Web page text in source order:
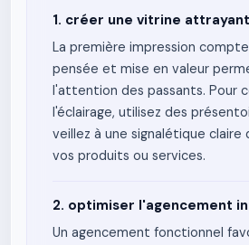
1. créer une vitrine
La première impression
pensée et mise en valeur
l'attention des passants. Pour
l'éclairage, utilisez des
veillez à une signalétique
vos produits ou services.
2. optimiser l'agencement
Un agencement fonctionnel